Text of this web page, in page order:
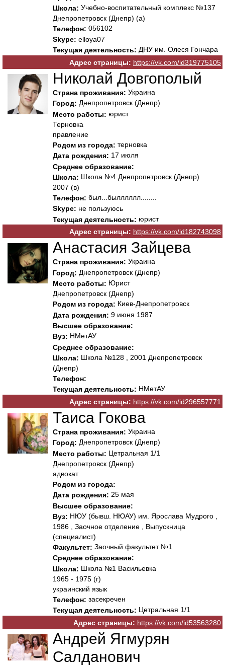
Школа: Учебно-воспитательный комплекс №137
Днепропетровск (Днепр) (а)
Телефон: 056102
Skype: elloya07
Текущая деятельность: ДНУ им. Олеся Гончара
Адрес страницы: https://vk.com/id319775105
Николай Довгополый
Страна проживания: Украина
Город: Днепропетровск (Днепр)
Место работы: юрист
Терновка
правление
Родом из города: терновка
Дата рождения: 17 июля
Среднее образование:
Школа: Школа №4 Днепропетровск (Днепр)
2007 (в)
Телефон: был...былллллл........
Skype: не пользуюсь
Текущая деятельность: юрист
Адрес страницы: https://vk.com/id182743098
Анастасия Зайцева
Страна проживания: Украина
Город: Днепропетровск (Днепр)
Место работы: Юрист
Днепропетровск (Днепр)
Родом из города: Киев-Днепропетровск
Дата рождения: 9 июня 1987
Высшее образование:
Вуз: НМетАУ
Среднее образование:
Школа: Школа №128 , 2001 Днепропетровск
(Днепр)
Телефон:
Текущая деятельность: НМетАУ
Адрес страницы: https://vk.com/id296557771
Таиса Гокова
Страна проживания: Украина
Город: Днепропетровск (Днепр)
Место работы: Цетральная 1/1
Днепропетровск (Днепр)
адвокат
Родом из города:
Дата рождения: 25 мая
Высшее образование:
Вуз: НЮУ (бывш. НЮАУ) им. Ярослава Мудрого ,
1986 , Заочное отделение , Выпускница
(специалист)
Факультет: Заочный факультет №1
Среднее образование:
Школа: Школа №1 Васильевка
1965 - 1975 (г)
украинский язык
Телефон: засекречен
Текущая деятельность: Цетральная 1/1
Адрес страницы: https://vk.com/id53563280
Андрей Ягмурян
Салданович